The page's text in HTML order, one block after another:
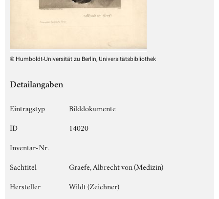
© Humboldt-Universität zu Berlin, Universitätsbibliothek
Detailangaben
Eintragstyp
Bilddokumente
ID
14020
Inventar-Nr.
Sachtitel
Graefe, Albrecht von (Medizin)
Hersteller
Wildt (Zeichner)